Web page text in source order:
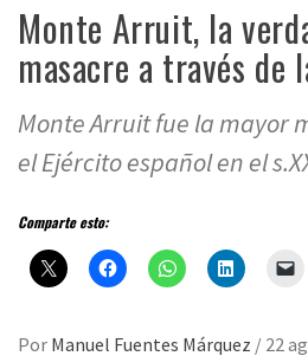
Monte Arruit, la
masacre a través de
Monte Arruit fue la mayor
el Ejército español en el
Comparte esto:
Por Manuel Fuentes Márquez / 22